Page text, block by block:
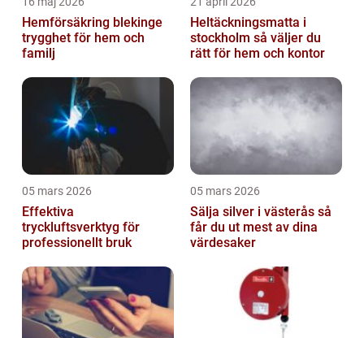
Hemförsäkring blekinge
trygghet för hem och
familj
Heltäckningsmatta i
stockholm så väljer du
rätt för hem och kontor
05 mars 2026
Effektiva
tryckluftsverktyg för
professionellt bruk
05 mars 2026
Sälja silver i västerås så
får du ut mest av dina
värdesaker